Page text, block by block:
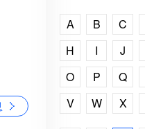
A B C
H
I J
O
P Q
V
W X